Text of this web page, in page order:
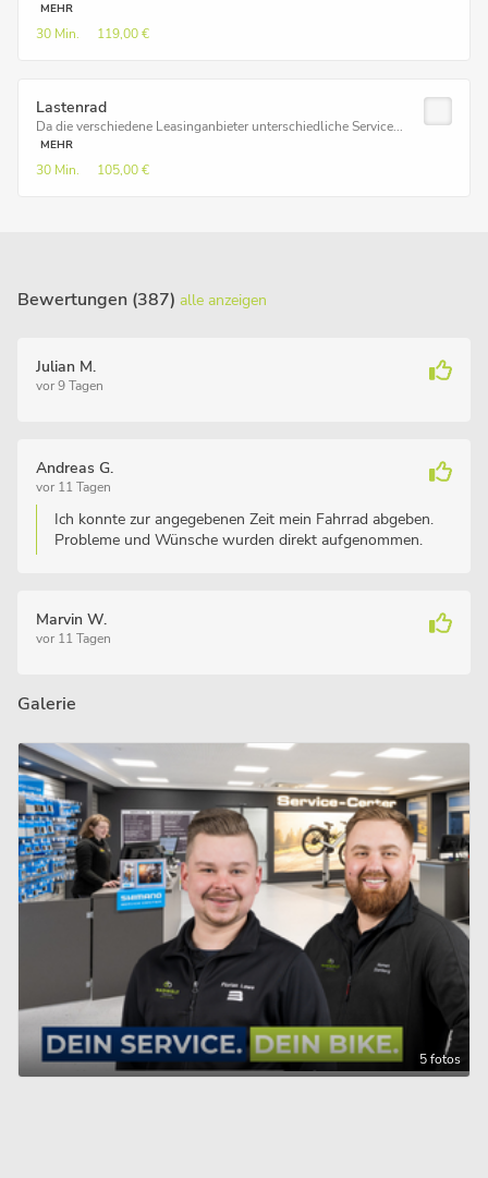
MEHR
30 Min. 119,00 €
Lastenrad
Da die verschiedene Leasinganbieter unterschiedliche Service...
MEHR
30 Min. 105,00 €
Bewertungen (387) alle anzeigen
Julian M.
vor 9 Tagen
Andreas G.
vor 11 Tagen
Ich konnte zur angegebenen Zeit mein Fahrrad abgeben.
Probleme und Wünsche wurden direkt aufgenommen.
Marvin W.
vor 11 Tagen
Galerie
5 fotos